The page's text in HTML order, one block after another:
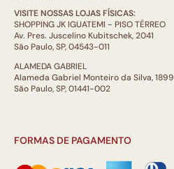
VISITE NOSSAS LOJAS FÍSICAS:
SHOPPING JK IGUATEMI - PISO TÉRREO
Av. Pres. Juscelino Kubitschek, 2041
São Paulo, SP, 04543-011
ALAMEDA GABRIEL
Alameda Gabriel Monteiro da Silva, 1899
São Paulo, SP, 01441-002
FORMAS DE PAGAMENTO